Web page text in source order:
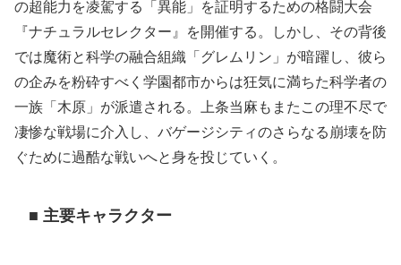
の超能力を凌駕する「異能」を証明するための格闘大会
『ナチュラルセレクター』を開催する。しかし、その背後
では魔術と科学の融合組織「グレムリン」が暗躍し、彼ら
の企みを粉砕すべく学園都市からは狂気に満ちた科学者の
一族「木原」が派遣される。上条当麻もまたこの理不尽で
凄惨な戦場に介入し、バゲージシティのさらなる崩壊を防
ぐために過酷な戦いへと身を投じていく。
■ 主要キャラクター